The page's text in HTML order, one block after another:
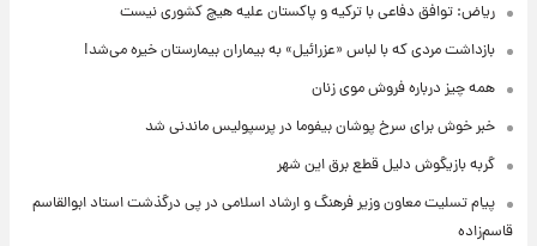
ریاض: توافق دفاعی با ترکیه و پاکستان علیه هیچ کشوری نیست
بازداشت مردی که با لباس «عزرائیل» به بیماران بیمارستان خیره می‌شد!
همه چیز درباره فروش موی زنان
خبر خوش برای سرخ پوشان بیفوما در پرسپولیس ماندنی شد
گربه بازیگوش دلیل قطع برق این شهر
پیام تسلیت معاون وزیر فرهنگ و ارشاد اسلامی در پی درگذشت استاد ابوالقاسم
قاسم‌زاده